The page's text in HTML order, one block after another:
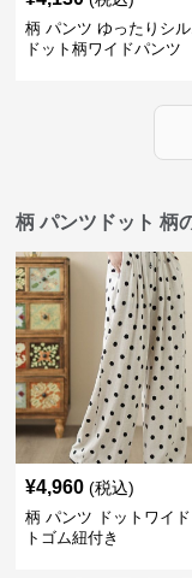
柄 パンツ ゆったりシ
ドット柄ワイドパンツ
柄 パンツドット 柄
¥4,960 (税込)
柄 パンツ ドットワイ
トゴム紐付き